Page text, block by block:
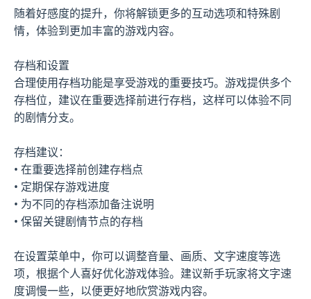
随着好感度的提升，你将解锁更多的互动选项和特殊剧
情，体验到更加丰富的游戏内容。
存档和设置
合理使用存档功能是享受游戏的重要技巧。游戏提供多个
存档位，建议在重要选择前进行存档，这样可以体验不同
的剧情分支。
存档建议：
• 在重要选择前创建存档点
• 定期保存游戏进度
• 为不同的存档添加备注说明
• 保留关键剧情节点的存档
在设置菜单中，你可以调整音量、画质、文字速度等选
项，根据个人喜好优化游戏体验。建议新手玩家将文字速
度调慢一些，以便更好地欣赏游戏内容。